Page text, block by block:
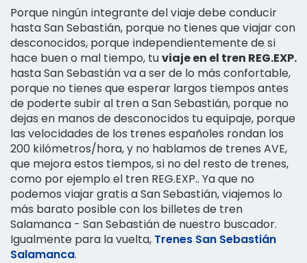
Porque ningún integrante del viaje debe conducir
hasta San Sebastián, porque no tienes que viajar con
desconocidos, porque independientemente de si
hace buen o mal tiempo, tuviaje en el tren REG.EXP.
hasta San Sebastián va a ser de lo más confortable,
porque no tienes que esperar largos tiempos antes
de poderte subir al tren a San Sebastián, porque no
dejas en manos de desconocidos tu equipaje, porque
las velocidades de los trenes españoles rondan los
200 kilómetros/hora, y no hablamos de trenes AVE,
que mejora estos tiempos, si no del resto de trenes,
como por ejemplo el tren REG.EXP.. Ya que no
podemos viajar gratis a San Sebastián, viajemos lo
más barato posible con los billetes de tren
Salamanca - San Sebastián de nuestro buscador.
Igualmente para la vuelta, Trenes San Sebastián
Salamanca.